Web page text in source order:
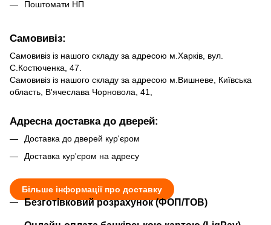
Поштомати НП
Самовивіз:
Самовивіз із нашого складу за адресою м.Харків, вул.
С.Костюченка, 47.
Самовивіз із нашого складу за адресою м.Вишневе, Київська
область, В'ячеслава Чорновола, 41,
Адресна доставка до дверей:
Доставка до дверей кур'єром
Доставка кур'єром на адресу
Більше інформації про доставку
Безготівковий розрахунок (ФОП/ТОВ)